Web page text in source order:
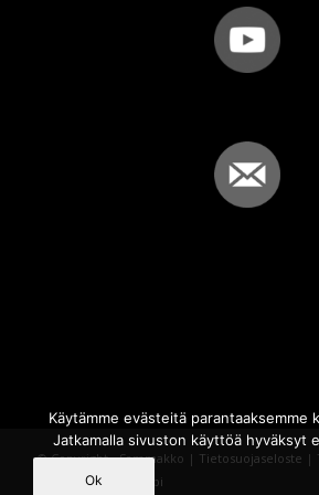
© Copyright - Sammakko | Tietosuojaseloste |
Powered by
iQWebbi
Käytämme evästeitä parantaaksemme
Jatkamalla sivuston käyttöä hyväksyt
Ok